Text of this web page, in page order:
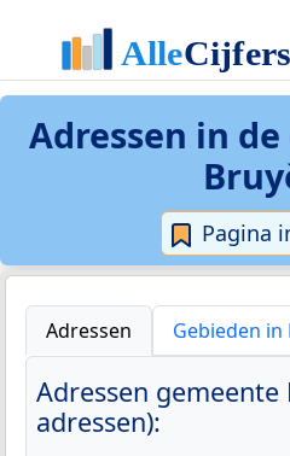
Adressen in de
Pagina
Adressen Gebieden in
Adressen gemeente
adressen):